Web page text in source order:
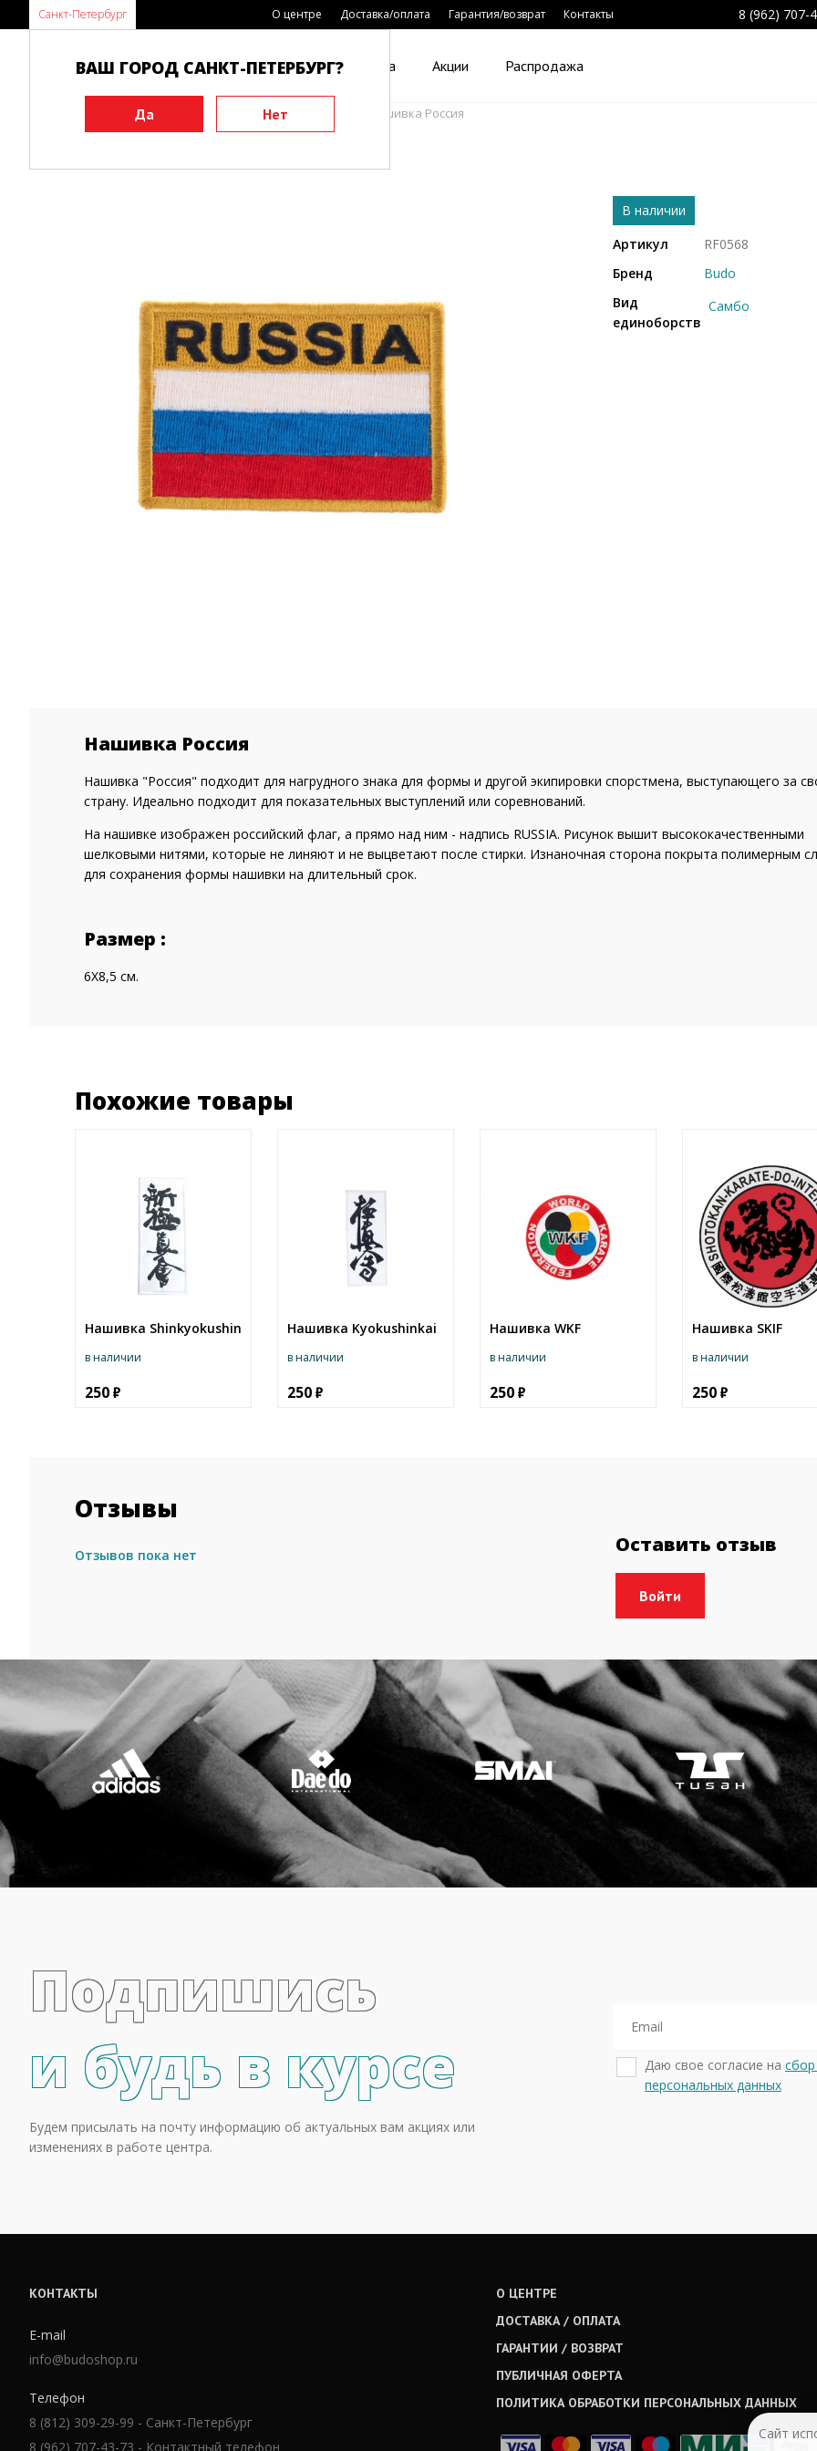
Санкт-Петербург О центре Доставка/оплата Гарантия/возврат Контакты 8 (962) 707-
Каталог Виды спорта Акции Распродажа
ВАШ ГОРОД САНКТ-ПЕТЕРБУРГ?
Аксессуары Нашивки Нашивка Россия
В наличии
Артикул
RF0568
Бренд
Budo
Вид
единоборств
Самбо
Нашивка Россия
Нашивка "Россия" подходит для нагрудного знака для формы и другой экипировки спорстмена, выступающего за
страну. Идеально подходит для показательных выступлений или соревнований.
На нашивке изображен российский флаг, а прямо над ним - надпись RUSSIA. Рисунок вышит высококачественными
шелковыми нитями, которые не линяют и не выцветают после стирки. Изнаночная сторона покрыта полимерным
для сохранения формы нашивки на длительный срок.
Размер :
6Х8,5 см.
Похожие товары
Нашивка Shinkyokushin
в наличии
250
Нашивка Kyokushinkai
в наличии
250
Нашивка WKF
в наличии
250
Нашивка SKIF
в наличии
250
Отзывы
Отзывов пока нет Оставить отзыв
Подпишись
и будь в курсе
Будем присылать на почту информацию об актуальных вам акциях или
изменениях в работе центра.
Даю свое согласие на
персональных данных
КОНТАКТЫ
E-mail
info@budoshop.ru
Телефон
8 (812) 309-29-99 - Санкт-Петербург
8 (962) 707-43-73 - Контактный телефон
О ЦЕНТРЕ
ДОСТАВКА / ОПЛАТА
ГАРАНТИИ / ВОЗВРАТ
ПУБЛИЧНАЯ ОФЕРТА
ПОЛИТИКА ОБРАБОТКИ ПЕРСОНАЛЬНЫХ ДАННЫХ
Сайт